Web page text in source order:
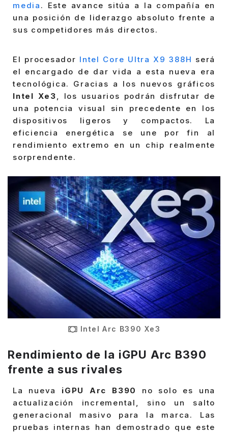
media . Este avance sitúa a la compañía en
una posición de liderazgo absoluto frente a
sus competidores más directos.
El procesador Intel Core Ultra X9 388H será
el encargado de dar vida a esta nueva era
tecnológica. Gracias a los nuevos gráficos
Intel Xe3, los usuarios podrán disfrutar de
una potencia visual sin precedente en los
dispositivos ligeros y compactos. La
eficiencia energética se une por fin al
rendimiento extremo en un chip realmente
sorprendente.
Intel Arc B390 Xe3
Rendimiento de la iGPU Arc B390
frente a sus rivales
La nueva iGPU Arc B390 no solo es una
actualización incremental, sino un salto
generacional masivo para la marca. Las
pruebas internas han demostrado que este